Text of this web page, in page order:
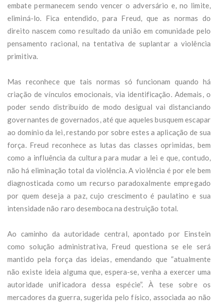
embate permanecem sendo vencer o adversário e, no limite,
eliminá-lo. Fica entendido, para Freud, que as normas do
direito nascem como resultado da união em comunidade pelo
pensamento racional, na tentativa de suplantar a violência
primitiva.
Mas reconhece que tais normas só funcionam quando há
criação de vínculos emocionais, via identificação. Ademais, o
poder sendo distribuído de modo desigual vai distanciando
governantes de governados, até que aqueles busquem escapar
ao domínio da lei, restando por sobre estes a aplicação de sua
força. Freud reconhece as lutas das classes oprimidas, bem
como a influência da cultura para mudar a lei e que, contudo,
não há eliminação total da violência. A violência é por ele bem
diagnosticada como um recurso paradoxalmente empregado
por quem deseja a paz, cujo crescimento é paulatino e sua
intensidade não raro desemboca na destruição total.
Ao caminho da autoridade central, apontado por Einstein
como solução administrativa, Freud questiona se ele será
mantido pela força das ideias, emendando que “atualmente
não existe ideia alguma que, espera-se, venha a exercer uma
autoridade unificadora dessa espécie”. À tese sobre os
mercadores da guerra, sugerida pelo físico, associada ao não